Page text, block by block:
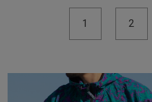
1 2